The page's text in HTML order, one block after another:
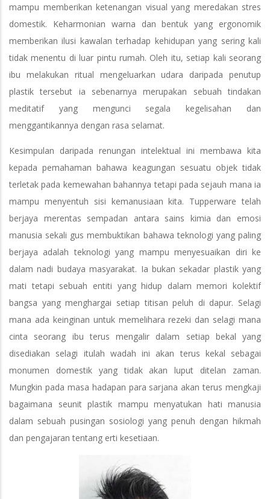
mampu memberikan ketenangan visual yang meredakan stres
domestik. Keharmonian warna dan bentuk yang ergonomik
memberikan ilusi kawalan terhadap kehidupan yang sering kali
tidak menentu di luar pintu rumah. Oleh itu, setiap kali seorang
ibu melakukan ritual mengeluarkan udara daripada penutup
plastik tersebut ia sebenarnya merupakan sebuah tindakan
meditatif yang mengunci segala kegelisahan dan
menggantikannya dengan rasa selamat.
Kesimpulan daripada renungan intelektual ini membawa kita
kepada pemahaman bahawa keagungan sesuatu objek tidak
terletak pada kemewahan bahannya tetapi pada sejauh mana ia
mampu menyentuh sisi kemanusiaan kita. Tupperware telah
berjaya merentas sempadan antara sains kimia dan emosi
manusia sekali gus membuktikan bahawa teknologi yang paling
berjaya adalah teknologi yang mampu menyesuaikan diri ke
dalam nadi budaya masyarakat. Ia bukan sekadar plastik yang
mati tetapi sebuah entiti yang hidup dalam memori kolektif
bangsa yang menghargai setiap titisan peluh di dapur. Selagi
mana ada keinginan untuk memelihara rezeki dan selagi mana
cinta seorang ibu terus mengalir dalam setiap bekal yang
disediakan selagi itulah wadah ini akan terus kekal sebagai
monumen domestik yang tidak akan luput ditelan zaman.
Mungkin pada masa hadapan para sarjana akan terus mengkaji
bagaimana seunit plastik mampu menyatukan hati manusia
dalam sebuah pusingan sosiologi yang penuh dengan hikmah
dan pengajaran tentang erti kesetiaan.